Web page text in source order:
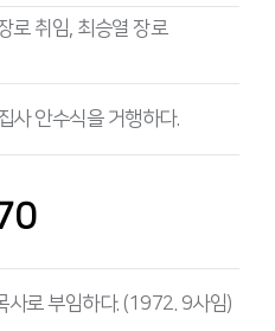
로 취임, 최승열 장로
사 안수식을 거행하다.
사로 부임하다. (1972. 9사임)